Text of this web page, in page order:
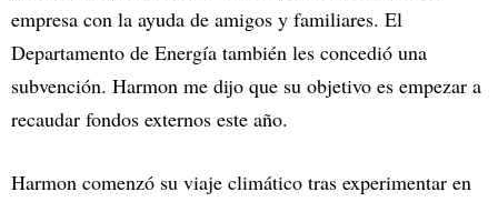
empresa con la ayuda de amigos y familiares. El
Departamento de Energía también les concedió una
subvención. Harmon me dijo que su objetivo es empezar a
recaudar fondos externos este año.
Harmon comenzó su viaje climático tras experimentar en